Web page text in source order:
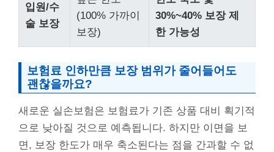
입원/수
술 보장
(100% 가까이
보장)
30%~40% 보장 제
한 가능성
보험료 인하만큼 보장 범위가 줄어들어도
괜찮을까요?
새로운 실손보험은 보험료가 기존 상품 대비 획기적
으로 낮아질 것으로 예측됩니다. 하지만 이면을 보
면, 보장 한도가 매우 축소된다는 점을 간과할 수 없